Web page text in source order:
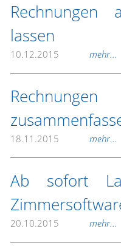
Rechnungen
lassen
10.12.2015 mehr...
18.11.2015 mehr...
Ab sofort
20.10.2015 mehr...